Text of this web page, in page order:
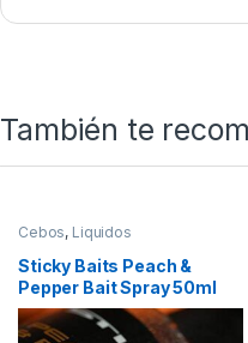
También te
Cebos, Liquidos
Sticky Baits Peach &
Pepper Bait Spray 50ml